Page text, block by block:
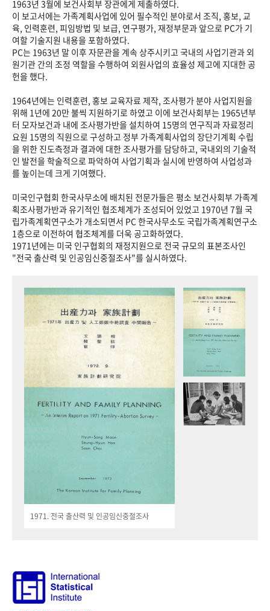
1963년 3월에 보건사회부 장관에게 제출하였다.
이 보고서에는 가족계획사업에 있어 필수적인 분야로서 조직, 홍보, 교
육, 인력훈련, 피임방법 및 보급, 연구평가, 재정부문과 앞으로 PC가 기
여할 기술지원 내용을 포함하였다.
PC는 1963년 말 이후 자문관을 계속 상주시키고 국내의 사업기관과 외
원기관 간의 조정 역할을 수행하여 외원사업의 효율성 제고에 지대한 공
헌을 했다.
1964년에는 인력훈련, 홍보 교육자료 제작, 조사평가 분야 사업지원을
위해 1년에 20만 불씩 지원하기로 하였고 이에 보건사회부는 1965년부
터 모자보건과 내에 조사평가반을 설치하여 15명의 연구직과 자료정리
요원 15명의 직원으로 구성하고 정부 가족계획사업의 장단기계획 수립
을 위한 진도측정과 결과에 대한 조사평가를 담당하고, 국내외의 기술적
인 발전을 학술적으로 파악하여 사업기획과 실시에 반영하여 사업성과
를 높이는데 크게 기여했다.
미국인구협회 한국사무소에 배치된 전문가들은 평소 보건사회부 가족계
획조사평가반과 유기적인 협조체계가 조성되어 있었고 1970년 7월 국
립가족계획연구소가 개소되면서 PC 한국사무소도 국립가족계획연구소
1층으로 이전하여 협조체계를 더욱 공고화하였다.
1971년에는 미국 인구협회의 재정지원으로 전국 규모의 표본조사인
"전국 출산력 및 인공임신중절조사"를 실시하였다.
1971. 전국 출산력 및 인공임신중절조사